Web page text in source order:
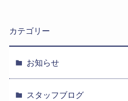
カテゴリー
お知らせ
スタッフブログ